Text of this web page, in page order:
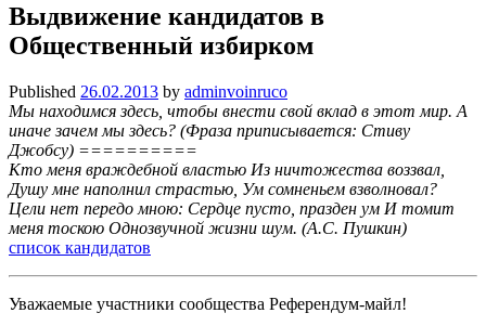
Выдвижение кандидатов в
Общественный избирком
Published 26.02.2013 by adminvoinruco
Мы находимся здесь, чтобы внести свой вклад в этот мир. А
иначе зачем мы здесь? (Фраза приписывается: Стиву
Джобсу) ==========
Кто меня враждебной властью Из ничтожества воззвал,
Душу мне наполнил страстью, Ум сомненьем взволновал?
Цели нет передо мною: Сердце пусто, празден ум И томит
меня тоскою Однозвучной жизни шум. (А.С. Пушкин)
список кандидатов
Уважаемые участники сообщества Референдум-майл!